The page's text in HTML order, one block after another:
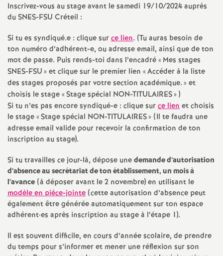
e
S
e
c
o
d
d
e
g
Inscrivez-vous au stage avant le samedi 19/10/2024 auprès
duSNES-FSU Créteil :
Si tu es syndiqué.e : clique surce lien. (Tu auras besoin de
ton numéro d’adhérent-e, ou adresse email, ainsi que de ton
mot de passe. Puis rends-toi dans l’encadré «Mes stages
SNES-FSU» et clique sur le premier lien «Accéder à la liste
des stages proposés par votre section académique.» et
choisis le stage «Stage spécial NON-TITULAIRES» )
Si tu n’es pas encore syndiqué-e : clique surce lienet choisis
le stage «Stage spécial NON-TITULAIRES» (Il te faudra une
adresse email valide pour recevoir la confirmation de ton
inscription au stage).
Si tu travailles ce jour-là, dépose unedemande d’autorisation
d’absence au secrétariat de ton établissement, un mois à
l’avance (à déposer avant le 2 novembre) en utilisant le
modèle en pièce-jointe (cette autorisation d’absence peut
également être générée automatiquement sur ton espace
adhérent·es après inscription au stage à l’étape 1).
Il est souvent difficile, en cours d’année scolaire, de prendre
du temps pour s’informer et mener une réflexion sur son